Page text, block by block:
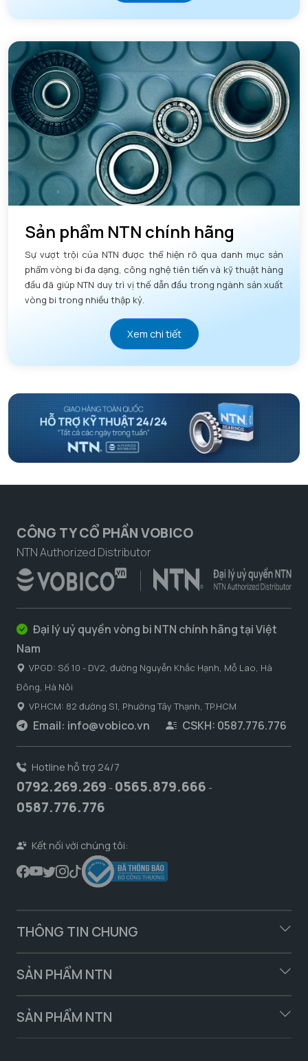
Sản phẩm NTN chính hãng
Sự vượt trội của NTN được thể hiện rõ qua danh mục sản
phẩm vòng bi đa dạng, công nghệ tiên tiến và kỹ thuật hàng
đầu đã giúp NTN duy trì vị thế dẫn đầu trong ngành sản xuất
vòng bi trong nhiều thập kỷ.
Xem chi tiết
CÔNG TY CỔ PHẦN VOBICO
NTN Authorized Distributor
Đại lý uỷ quyền vòng bi NTN chính hãng tại Việt
Nam
VPGD: Số 10 - DV2, đường Nguyễn Khắc Hạnh, Mỗ Lao, Hà
Đông, Hà Nôi
VP.HCM: 82 đường S1, Phường Tây Thạnh, TP.HCM
Email: info@vobico.vn CSKH: 0587.776.776
Hotline hỗ trợ 24/7
0792.269.269 - 0565.879.666 -
0587.776.776
Kết nối với chúng tôi:
THÔNG TIN CHUNG
SẢN PHẨM NTN
SẢN PHẨM NTN